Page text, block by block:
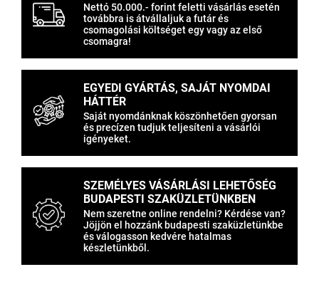
Nettó 50.000.- forint feletti vásárlás esetén
továbbra is átvállaljuk a futár és
csomagolási költséget egy vagy az első
csomagra!
EGYEDI GYÁRTÁS, SAJÁT NYOMDAI
HÁTTÉR
Saját nyomdánknak köszönhetően gyorsan
és precízen tudjuk teljesíteni a vásárlói
igényeket.
SZEMÉLYES VÁSÁRLÁSI LEHETŐSÉG
BUDAPESTI SZAKÜZLETÜNKBEN
Nem szeretne online rendelni? Kérdése van?
Jöjjön el hozzánk budapesti szaküzletünkbe
és válogasson kedvére hatalmas
készletünkből.